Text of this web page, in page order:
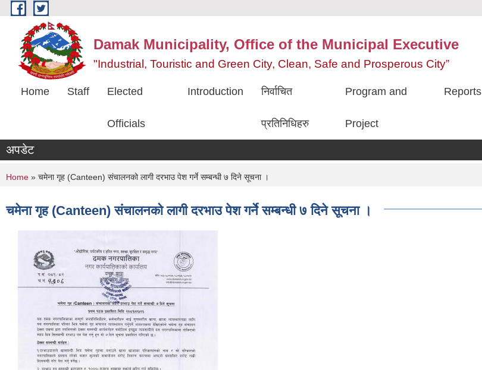
Skip to main content
Damak Municipality, Office of the Municipal Executive
"Industrial, Touristic and Green City, Clean, Safe and Prosperous City”
Home Staff Elected
Officials
Introduction निर्वाचित
प्रतिनिधिहरु
Program and
Project
Reports
अपडेट
You are here
Home » चमेना गृह (Canteen) संचालनको लागी दरभाउ पेश गर्ने सम्बन्धी ७ दिने सूचना ।
चमेना गृह (Canteen) संचालनको लागी दरभाउ पेश गर्ने सम्बन्धी ७ दिने सूचना ।